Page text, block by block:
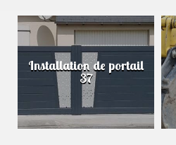
Installation de portail
37